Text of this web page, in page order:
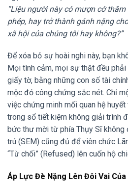
“Liệu người này có mượn cớ
phép, hay trở thành gánh nặng
xã hội của chúng tôi hay không?”
Để xóa bỏ sự hoài nghi này, bạn
Mọi tình cảm, mọi sự thật đều
giấy tờ, bằng những con số tài
mộc đỏ công chứng sắc nét. Chỉ
việc chứng minh mối quan hệ
trong sổ tiết kiệm không giải trình
bức thư mời từ phía Thụy Sĩ không
trú (SEM) cũng đủ để viên chức
“Từ chối” (Refused) lên cuốn hộ
Áp Lực Đè Nặng Lên Đôi Vai Của